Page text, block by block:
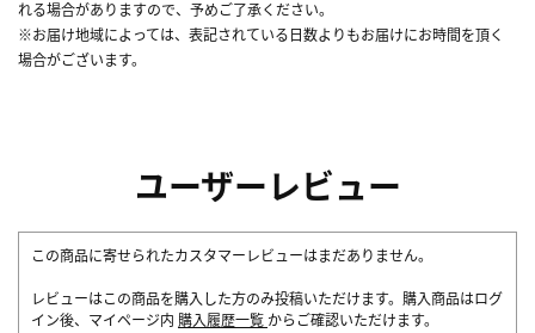
れる場合がありますので、予めご了承ください。
※お届け地域によっては、表記されている日数よりもお届けにお時間を頂く
場合がございます。
ユーザーレビュー
この商品に寄せられたカスタマーレビューはまだありません。
レビューはこの商品を購入した方のみ投稿いただけます。購入商品はログ
イン後、マイページ内 購入履歴一覧 からご確認いただけます。